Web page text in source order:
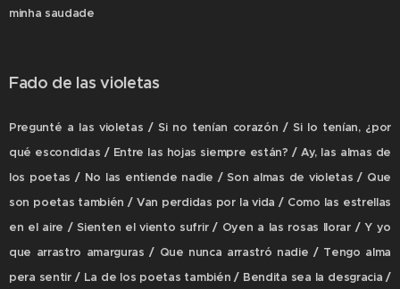
minha saudade
Fado de las violetas
Pregunté a las violetas / Si no tenían corazón / Si lo tenían, ¿por
qué escondidas / Entre las hojas siempre están? / Ay, las almas de
los poetas / No las entiende nadie / Son almas de violetas / Que
son poetas también / Van perdidas por la vida / Como las estrellas
en el aire / Sienten el viento sufrir / Oyen a las rosas llorar / Y yo
que arrastro amarguras / Que nunca arrastró nadie / Tengo alma
pera sentir / La de los poetas también / Bendita sea la desgracia /